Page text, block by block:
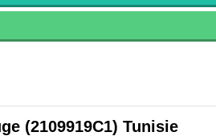
(2109919C1) Tunisie